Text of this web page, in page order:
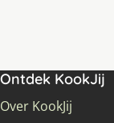
Ontdek KookJij
Over KookJij